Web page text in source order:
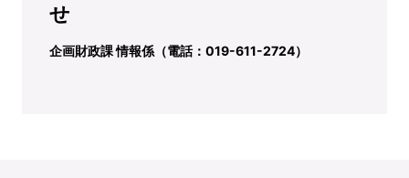
せ
企画財政課 情報係（電話：019-611-2724）